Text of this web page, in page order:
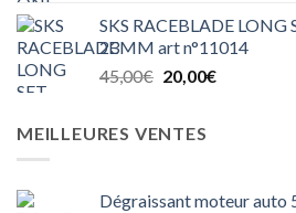
SKS RACEBLADE
23MM art n°11014
45,00€ Le
était :
20,00€Le
MEILLEURES VENTES
Dégraissant moteur auto